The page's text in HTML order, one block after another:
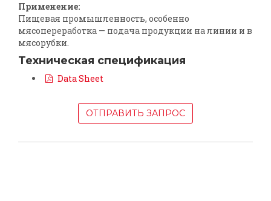
Применение:
Пищевая промышленность, особенно
мясопереработка — подача продукции на линии и в
мясорубки.
Техническая спецификация
Data Sheet
ОТПРАВИТЬ ЗАПРОС